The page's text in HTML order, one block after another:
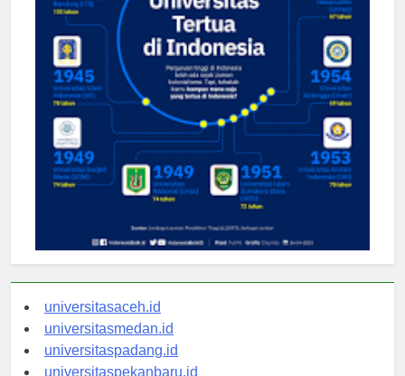
universitasaceh.id
universitasmedan.id
universitaspadang.id